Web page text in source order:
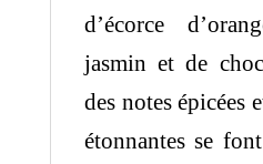
d’écorce
jasmin et de
des notes épicées
étonnantes se